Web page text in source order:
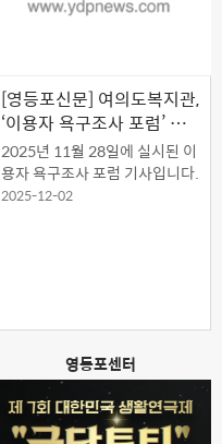
[영등포신문] 여의도복지관,
‘이용자 욕구조사 포럼’ 성
료
2025년 11월 28일에 실시된 이
용자 욕구조사 포럼 기사입니다.
2025-12-02
영등포센터